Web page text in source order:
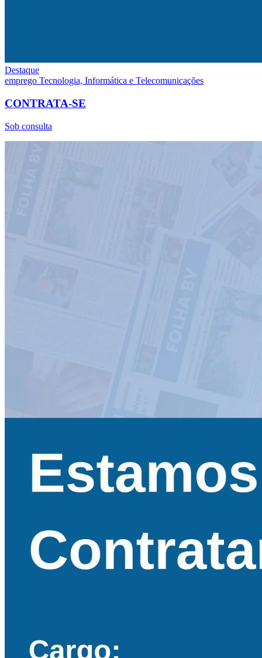
Destaque
emprego Tecnologia, Informática e Telecomunicações
CONTRATA-SE
Sob consulta